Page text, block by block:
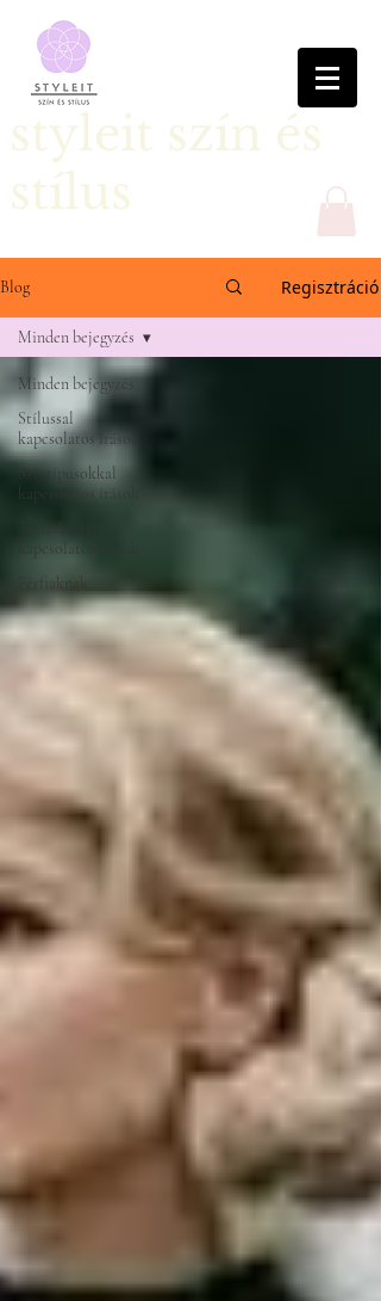
styleit szín és
stílus
Blog Regisztráció
Minden bejegyzés
Stílussal
kapcsolatos írások
Színtípusokkal
kapcsolatos írások
Testalkattal
kapcsolatos írások
Férfiaknak
Minden bejegyzés